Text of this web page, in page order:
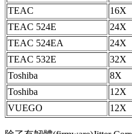
TEAC
16X
TEAC 524E
24X
TEAC 524EA
24X
TEAC 532E
32X
Toshiba
8X
Toshiba
12X
VUEGO
12X